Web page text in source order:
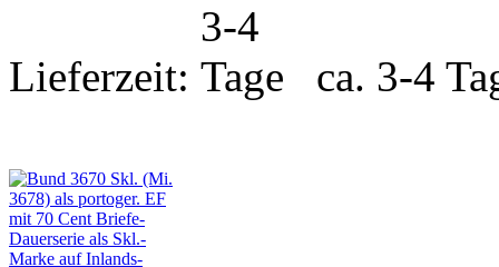
Lieferzeit: ca. 3-4